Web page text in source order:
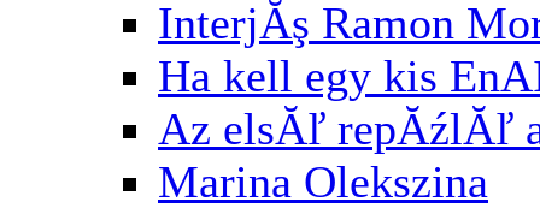
InterjĂş Ramon
Ha kell egy kis
Az elsĂľ repĂźlĂľ
Marina Olekszina